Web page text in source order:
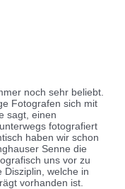
noch sehr beliebt.
Fotografen sich mit
sagt, einen
fotografiert
haben wir schon
Senne die
uns vor zu
Disziplin, welche in
vorhanden ist.